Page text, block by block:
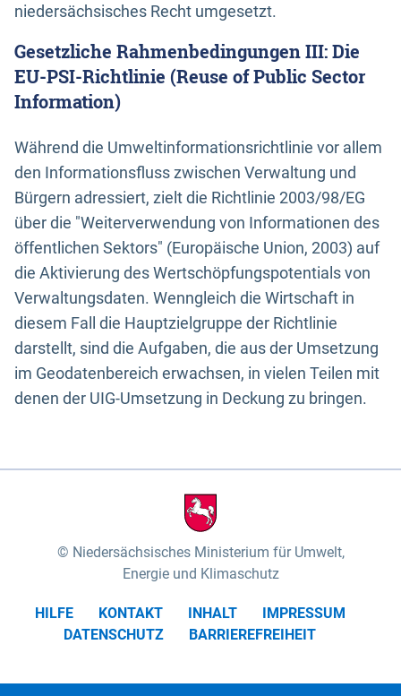
niedersächsisches Recht umgesetzt.
Gesetzliche Rahmenbedingungen III: Die
EU-PSI-Richtlinie (Reuse of Public Sector
Information)
Während die Umweltinformationsrichtlinie vor allem
den Informationsfluss zwischen Verwaltung und
Bürgern adressiert, zielt die Richtlinie 2003/98/EG
über die "Weiterverwendung von Informationen des
öffentlichen Sektors" (Europäische Union, 2003) auf
die Aktivierung des Wertschöpfungspotentials von
Verwaltungsdaten. Wenngleich die Wirtschaft in
diesem Fall die Hauptzielgruppe der Richtlinie
darstellt, sind die Aufgaben, die aus der Umsetzung
im Geodatenbereich erwachsen, in vielen Teilen mit
denen der UIG-Umsetzung in Deckung zu bringen.
Niedersächsisches Ministerium für Umwelt,
Energie und Klimaschutz
HILFE KONTAKT INHALT
IMPRESSUM
DATENSCHUTZ
BARRIEREFREIHEIT